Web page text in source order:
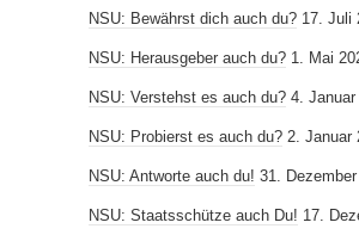
NSU: Bewährst dich auch du? 17. Juli
NSU: Herausgeber auch du? 1. Mai
NSU: Verstehst es auch du? 4. Januar
NSU: Probierst es auch du? 2. Januar
NSU: Antworte auch du! 31.
NSU: Staatsschütze auch Du! 17.